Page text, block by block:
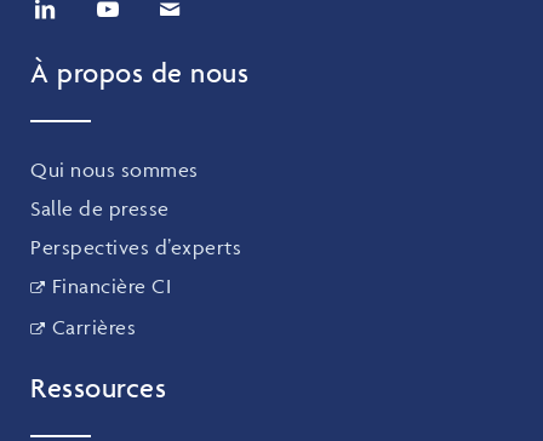
À propos de nous
Qui nous sommes
Salle de presse
Perspectives d’experts
Financière CI
Carrières
Ressources